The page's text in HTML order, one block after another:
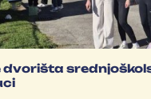
dvorišta